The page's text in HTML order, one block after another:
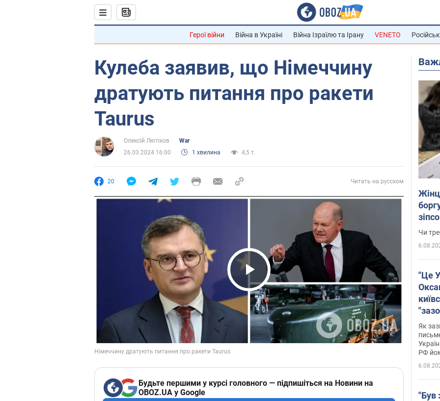
Герої війни Війна в Україні Війна Ізраїлю та Ірану VENETO
Кулеба заявив, що Німеччину
дратують питання про ракети
Taurus
Олексій Лютіков
War
26.03.2024 16:00
1 хвилина 4,5 т.
20 Читать на русском
Play Video
Будьте першими у курсі головного — підпишіться на Новини на
OBOZ.UA у Google
Чи
"Це
Як
РФ
"Був